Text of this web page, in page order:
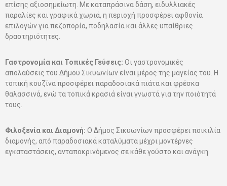
επίσης αξιοσημείωτη. Με καταπράσινα δάση, ειδυλλιακές
παραλίες και γραφικά χωριά, η περιοχή προσφέρει αφθονία
επιλογών για πεζοπορία, ποδηλασία και άλλες υπαίθριες
δραστηριότητες.
Γαστρονομία και Τοπικές Γεύσεις: Οι γαστρονομικές
απολαύσεις του Δήμου Σικυωνίων είναι μέρος της μαγείας του. Η
τοπική κουζίνα προσφέρει παραδοσιακά πιάτα και φρέσκα
θαλασσινά, ενώ τα τοπικά κρασιά είναι γνωστά για την ποιότητά
τους.
Φιλοξενία και Διαμονή: Ο Δήμος Σικυωνίων προσφέρει ποικιλία
διαμονής, από παραδοσιακά καταλύματα μέχρι μοντέρνες
εγκαταστάσεις, ανταποκρινόμενος σε κάθε γούστο και ανάγκη.